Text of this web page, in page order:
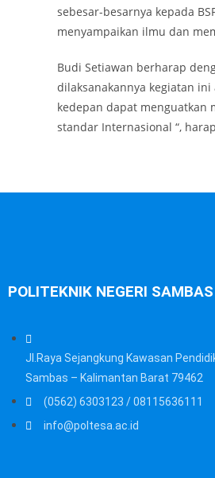
sebesar-besarnya kepada
menyampaikan ilmu dan
Budi Setiawan berharap
dilaksanakannya kegiatan
kedepan dapat menguatkan
standar Internasional “,
POLITEKNIK NEGERI SAMBAS
Jl.Raya Sejangkung Kawasan
Sambas – Kalimantan Barat 79462
(0562) 6303123 / 08115636111
info@poltesa.ac.id